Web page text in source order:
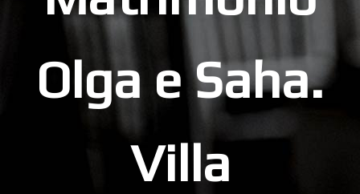
Olga e Saha.
Villa